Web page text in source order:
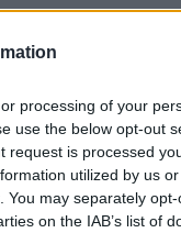
processing of your
use the below opt-out
request is processed
utilized by us
may separately
on the IAB’s list of
με το
το
χορό και
& Maiko –
Jyoty,